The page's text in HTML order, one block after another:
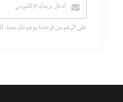
على الرغم من فرحتنا بوجودك معنا،